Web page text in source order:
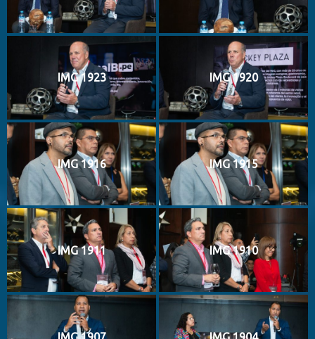
IMG 1923 IMG 1920
IMG 1916 IMG 1915
IMG 1911 IMG 1910